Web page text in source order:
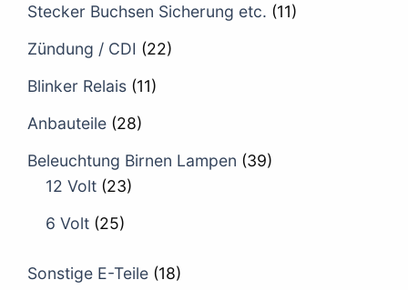
Stecker Buchsen Sicherung etc. (11)
Zündung / CDI (22)
Blinker Relais (11)
Anbauteile (28)
Beleuchtung Birnen Lampen (39)
12 Volt (23)
6 Volt (25)
Sonstige E-Teile (18)